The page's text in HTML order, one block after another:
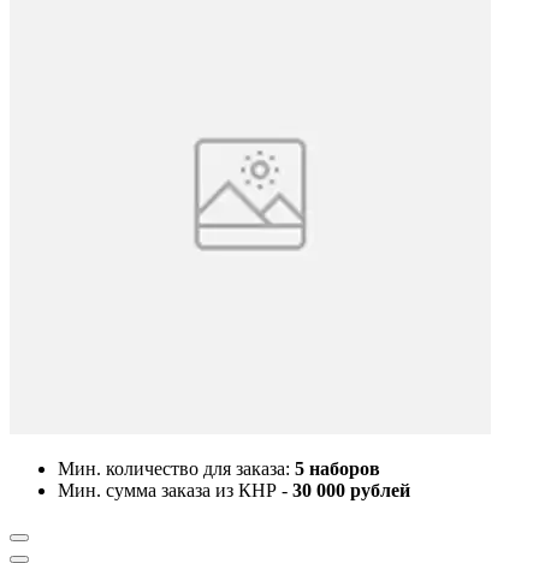
Мин. количество для заказа: 5 наборов
Мин. сумма заказа из КНР - 30 000 рублей